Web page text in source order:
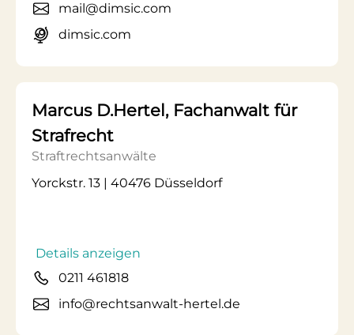
mail@dimsic.com
dimsic.com
Marcus D.Hertel, Fachanwalt für
Strafrecht
Straftrechtsanwälte
Yorckstr. 13 | 40476 Düsseldorf
Details anzeigen
0211 461818
info@rechtsanwalt-hertel.de